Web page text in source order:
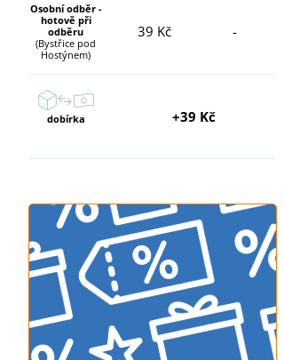
Osobní odběr -
hotově při
odběru
(Bystřice pod
Hostýnem)
39 Kč -
dobírka +39 Kč